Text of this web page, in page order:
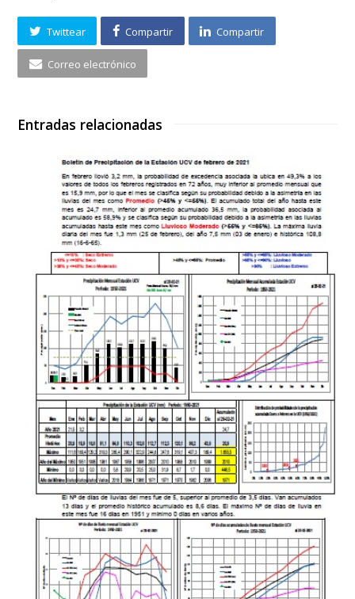
Twittear Compartir Compartir
Correo electrónico
Entradas relacionadas